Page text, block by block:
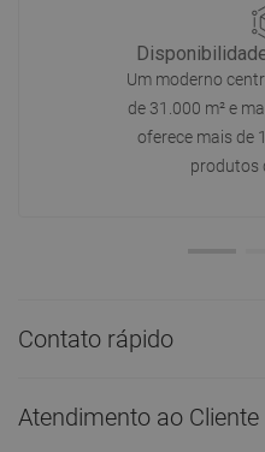
Um moderno
de 31.000 m² e
oferece mais de
produtos
Contato rápido
Atendimento ao Cliente